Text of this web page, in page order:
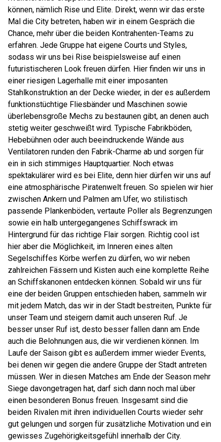
können, nämlich Rise und Elite. Direkt, wenn wir das erste
Mal die City betreten, haben wir in einem Gespräch die
Chance, mehr über die beiden Kontrahenten-Teams zu
erfahren. Jede Gruppe hat eigene Courts und Styles,
sodass wir uns bei Rise beispielsweise auf einen
futuristischeren Look freuen dürfen. Hier finden wir uns in
einer riesigen Lagerhalle mit einer imposanten
Stahlkonstruktion an der Decke wieder, in der es außerdem
funktionstüchtige Fliesbänder und Maschinen sowie
überlebensgroße Mechs zu bestaunen gibt, an denen auch
stetig weiter geschweißt wird. Typische Fabrikböden,
Hebebühnen oder auch beeindruckende Wände aus
Ventilatoren runden den Fabrik-Charme ab und sorgen für
ein in sich stimmiges Hauptquartier. Noch etwas
spektakulärer wird es bei Elite, denn hier dürfen wir uns auf
eine atmosphärische Piratenwelt freuen. So spielen wir hier
zwischen Ankern und Palmen am Ufer, wo stilistisch
passende Plankenböden, vertaute Poller als Begrenzungen
sowie ein halb untergegangenes Schiffswrack im
Hintergrund für das richtige Flair sorgen. Richtig cool ist
hier aber die Möglichkeit, im Inneren eines alten
Segelschiffes Körbe werfen zu dürfen, wo wir neben
zahlreichen Fässern und Kisten auch eine komplette Reihe
an Schiffskanonen entdecken können. Sobald wir uns für
eine der beiden Gruppen entschieden haben, sammeln wir
mit jedem Match, das wir in der Stadt bestreiten, Punkte für
unser Team und steigern damit auch unseren Ruf. Je
besser unser Ruf ist, desto besser fallen dann am Ende
auch die Belohnungen aus, die wir verdienen können. Im
Laufe der Saison gibt es außerdem immer wieder Events,
bei denen wir gegen die andere Gruppe der Stadt antreten
müssen. Wer in diesen Matches am Ende der Season mehr
Siege davongetragen hat, darf sich dann noch mal über
einen besonderen Bonus freuen. Insgesamt sind die
beiden Rivalen mit ihren individuellen Courts wieder sehr
gut gelungen und sorgen für zusätzliche Motivation und ein
gewisses Zugehörigkeitsgefühl innerhalb der City.